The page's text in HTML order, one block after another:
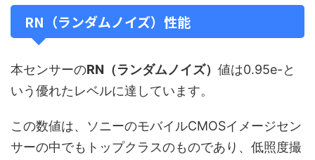
RN（ランダムノイズ）性能
本センサーのRN（ランダムノイズ） 値は0.95e-と
いう優れたレベルに達しています。
この数値は、ソニーのモバイルCMOSイメージセン
サーの中でもトップクラスのものであり、低照度撮